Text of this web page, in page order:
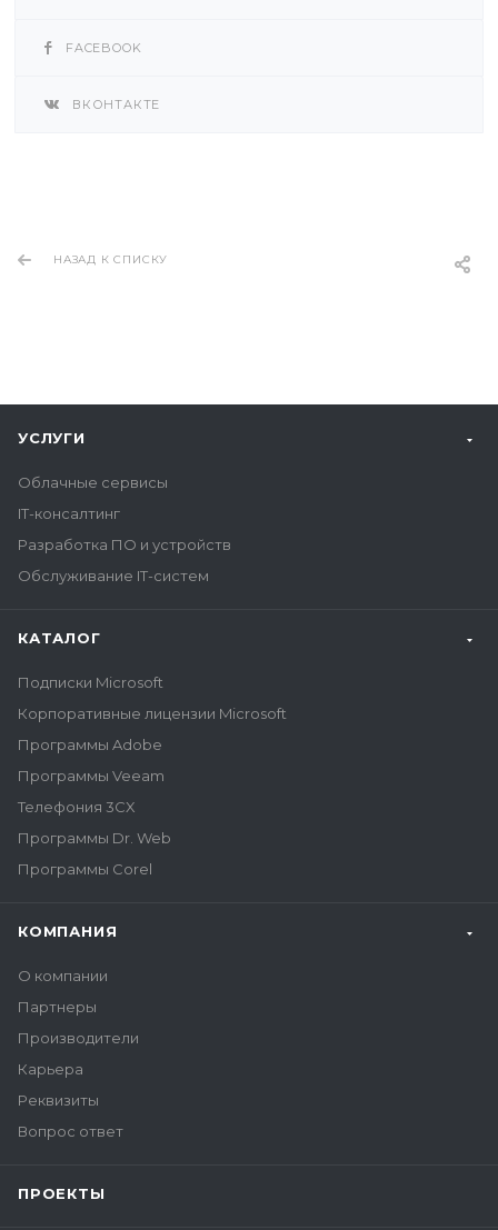
FACEBOOK
ВКОНТАКТЕ
НАЗАД К СПИСКУ
УСЛУГИ
Облачные сервисы
IT-консалтинг
Разработка ПО и устройств
Обслуживание IT-систем
КАТАЛОГ
Подписки Microsoft
Корпоративные лицензии Microsoft
Программы Adobe
Программы Veeam
Телефония 3CX
Программы Dr. Web
Программы Corel
КОМПАНИЯ
О компании
Партнеры
Производители
Карьера
Реквизиты
Вопрос ответ
ПРОЕКТЫ